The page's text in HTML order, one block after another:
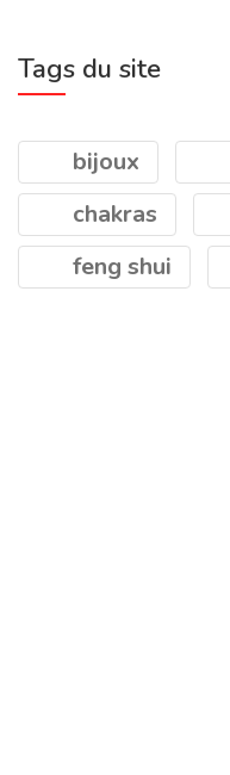
Tags du site
bijoux
chakras
feng shui